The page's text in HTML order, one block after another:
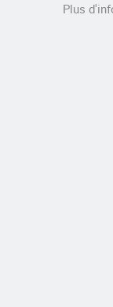
Plus